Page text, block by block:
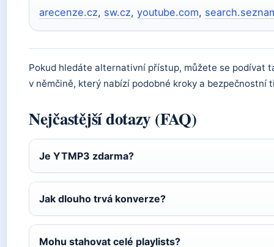
arecenze.cz, sw.cz, youtube.com,
Pokud hledáte alternativní přístup, můžete se podívat
v němčině, který nabízí podobné kroky a bezpečnostní
Nejčastější dotazy (FAQ)
Je YTMP3 zdarma?
Jak dlouho trvá konverze?
Mohu stahovat celé playlists?